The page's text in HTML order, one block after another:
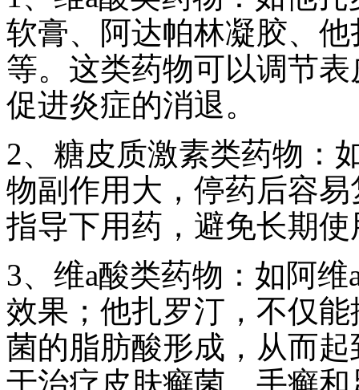
软膏、阿达帕林凝胶、
等。这类药物可以调节
促进炎症的消退。
2、糖皮质激素类药物：
物副作用大，停药后容
指导下用药，避免长期使
3、维a酸类药物：如阿
效果；他扎罗汀，不仅
菌的脂肪酸形成，从而